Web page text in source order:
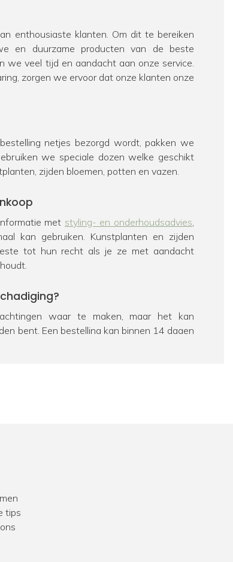
enthousiaste klanten. Om dit te bereiken
en duurzame producten van de beste
we veel tijd en aandacht aan onze service.
zorgen we ervoor dat onze klanten onze
netjes bezorgd wordt, pakken we
we speciale dozen welke geschikt
zijden bloemen, potten en vazen.
met styling- en onderhoudsadvies,
kan gebruiken. Kunstplanten en zijden
tot hun recht als je ze met aandacht
waar te maken, maar het kan
bent. Een bestelling kan binnen 14 dagen
in het opleveren van
vaak samen met interieurstylisten en
met kunstbeplanting voor een
tips